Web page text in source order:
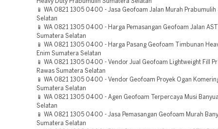
Heavy Duty Prabumulih Sumatera Selatan
📱 WA 0821 1305 0400 - Jasa Geofoam Jalan Murah Prabumulih
Selatan
📱 WA 0821 1305 0400 - Harga Pemasangan Geofoam Jalan
Sumatera Selatan
📱 WA 0821 1305 0400 - Harga Pasang Geofoam Timbunan
Enim Sumatera Selatan
📱 WA 0821 1305 0400 - Vendor Jual Geofoam Lightweight Fill
Rawas Sumatera Selatan
📱 WA 0821 1305 0400 - Vendor Geofoam Proyek Ogan
Sumatera Selatan
📱 WA 0821 1305 0400 - Agen Geofoam Terpercaya Musi
Selatan
📱 WA 0821 1305 0400 - Jasa Pemasangan Geofoam Murah
Sumatera Selatan